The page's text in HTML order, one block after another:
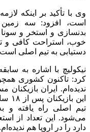
وی با تأکید بر اینکه
است، افزود: سه
بدنسازی و استخر و
خوب، استراحت کافی و
دستیابی به تیم اصلی
کرد: تاکنون کشوری
ندیده‌ام. ایران
تیم اصلی راه یافته و
می‌شود. این تعداد از
دارد را در اروپا هم